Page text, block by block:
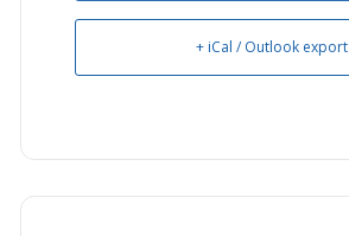
+ iCal / Outlook export